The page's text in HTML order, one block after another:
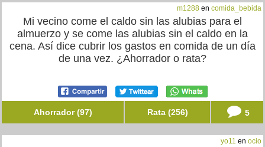
m1288 en comida_bebida
Mi vecino come el caldo sin las alubias para el
almuerzo y se come las alubias sin el caldo en la
cena. Así dice cubrir los gastos en comida de un día
de una vez. ¿Ahorrador o rata?
Ahorrador (97) Rata (256) 5
yo11 en ocio